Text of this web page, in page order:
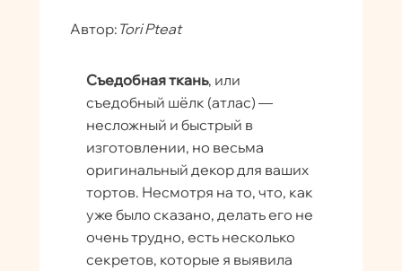
Автор: Tori Pteat
Съедобная ткань, или
съедобный шёлк (атлас) —
несложный и быстрый в
изготовлении, но весьма
оригинальный декор для ваших
тортов. Несмотря на то, что, как
уже было сказано, делать его не
очень трудно, есть несколько
секретов, которые я выявила